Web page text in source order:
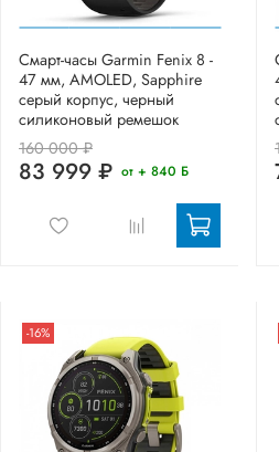
Смарт-часы Garmin Fenix 8 -
47 мм, AMOLED, Sapphire
серый корпус, черный
силиконовый ремешок
160 000 ₽
83 999 ₽ от + 840 Б
-16%